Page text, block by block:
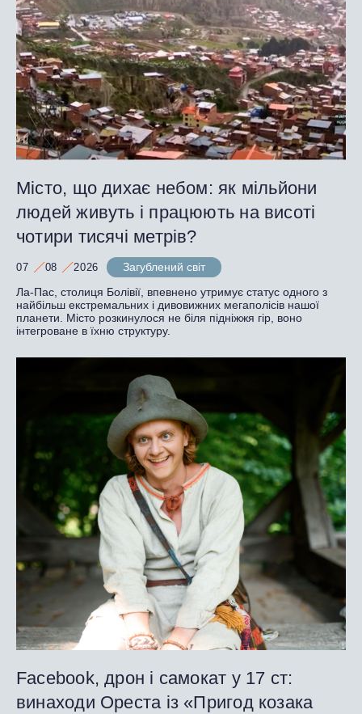
Місто, що дихає небом: як мільйони
людей живуть і працюють на висоті
чотири тисячі метрів?
07 08 2026
Загублений світ
Ла-Пас, столиця Болівії, впевнено утримує статус одного з
найбільш екстремальних і дивовижних мегаполісів нашої
планети. Місто розкинулося не біля підніжжя гір, воно
інтегроване в їхню структуру.
Facebook, дрон і самокат у 17 ст:
винаходи Ореста із «Пригод козака